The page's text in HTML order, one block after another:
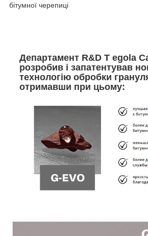
Департамент R&D T egola
розробив і запатентував
технологію обробки
отримавши при цьому:
бітумної черепиці